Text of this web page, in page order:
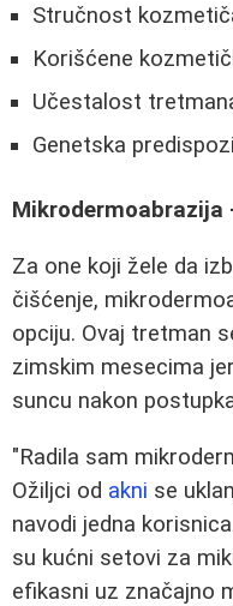
Stručnost
Korišćene
Učestalost
Genetska
Mikrodermoabrazija
Za one koji žele da
čišćenje,
opciju. Ovaj tretman
zimskim mesecima
suncu nakon
"Radila sam
Ožiljci od akni se
navodi jedna
su kućni setovi za
efikasni uz značajno